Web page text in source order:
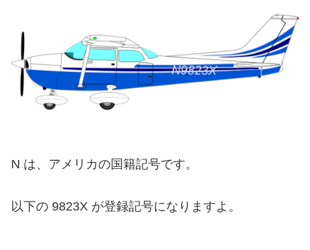
N は、アメリカの国籍記号です。
以下の 9823X が登録記号になりますよ。